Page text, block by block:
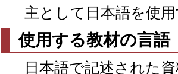
主として日本語を使
使用する教材の言語
日本語で記述された